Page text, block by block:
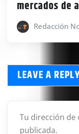
mercados de
Redacción
LEAVE A
Tu dirección
publicada.